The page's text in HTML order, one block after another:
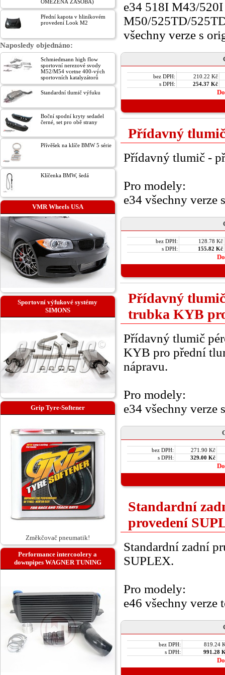
e34 518I M43/
M50/525TD/
všechny verze s
bez DPH:
210.22 Kč
s DPH:
254.37 Kč
Přídavný
Přídavný tlumič -
Pro modely:
e34 všechny verze
bez DPH:
128.78 Kč
s DPH:
155.82 Kč
Přídavný
trubka KYB
Přídavný tlumič
KYB pro přední
nápravu.
Pro modely:
e34 všechny verze
bez DPH:
271.90 Kč
s DPH:
329.00 Kč
Standardní
provedení
Standardní zadní
SUPLEX.
Pro modely:
e46 všechny
bez DPH:
819.24
s DPH:
991.28
OMEZENÁ ZÁSOBA)
Přední kapota v hliníkovém
provedení Look M2
Naposledy objednáno:
Schmiedmann high flow
sportovní nerezové svody
M52/M54 vcetne 400-vých
sportovních katalyzátorů
Standardní tlumič výfuku
Boční spodní kryty sedadel
černé, set pro obě strany
Přívěšek na klíče BMW 5 série
Klíčenka BMW, šedá
VMR Wheels USA
Sportovní výfukové systémy
SIMONS
Grip Tyre-Softener
Změkčovač pneumatik!
Performance intercoolery a
downpipes WAGNER TUNING